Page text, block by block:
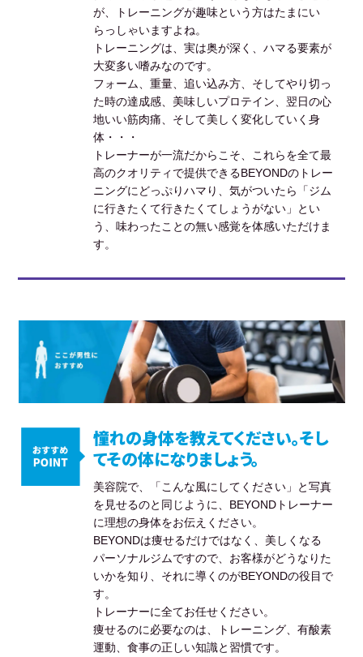
が、トレーニングが趣味という方はたまにい
らっしゃいますよね。
トレーニングは、実は奥が深く、ハマる要素が
大変多い嗜みなのです。
フォーム、重量、追い込み方、そしてやり切っ
た時の達成感、美味しいプロテイン、翌日の心
地いい筋肉痛、そして美しく変化していく身
体・・・
トレーナーが一流だからこそ、これらを全て最
高のクオリティで提供できるBEYONDのトレー
ニングにどっぷりハマり、気がついたら「ジム
に行きたくて行きたくてしょうがない」とい
う、味わったことの無い感覚を体感いただけま
す。
憧れの身体を教えてください。そし
てその体になりましょう。
美容院で、「こんな風にしてください」と写真
を見せるのと同じように、BEYONDトレーナー
に理想の身体をお伝えください。
BEYONDは痩せるだけではなく、美しくなる
パーソナルジムですので、お客様がどうなりた
いかを知り、それに導くのがBEYONDの役目で
す。
トレーナーに全てお任せください。
痩せるのに必要なのは、トレーニング、有酸素
運動、食事の正しい知識と習慣です。